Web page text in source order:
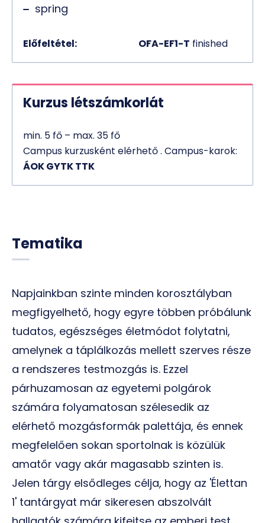
spring
Előfeltétel: OFA-EF1-T finished
Kurzus létszámkorlát
min. 5 fő – max. 35 fő
Campus kurzusként elérhető . Campus-karok:
ÁOK GYTK TTK
Tematika
Napjainkban szinte minden korosztályban
megfigyelhető, hogy egyre többen próbálunk
tudatos, egészséges életmódot folytatni,
amelynek a táplálkozás mellett szerves része
a rendszeres testmozgás is. Ezzel
párhuzamosan az egyetemi polgárok
számára folyamatosan szélesedik az
elérhető mozgásformák palettája, és ennek
megfelelően sokan sportolnak is közülük
amatőr vagy akár magasabb szinten is.
Jelen tárgy elsődleges célja, hogy az 'Élettan
1' tantárgyat már sikeresen abszolvált